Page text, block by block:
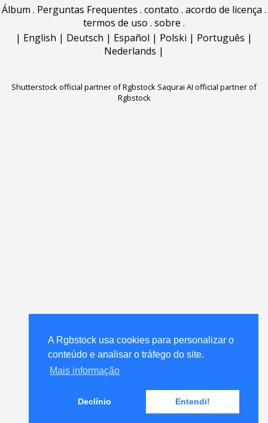
A Rgbstock usa cookies para personalizar o
conteúdo e analisar o tráfego do site.
Mais informação
Declínio Entendi!
A Rgbstock usa cookies para personalizar o
conteúdo e analisar o tráfego do site.
Mais informação
Declínio Entendi!
Álbum . Perguntas Frequentes . contato . acordo de licença .
termos de uso . sobre .
| English | Deutsch | Español | Polski | Português |
Nederlands |
Shutterstock official partner of Rgbstock Saqurai AI official partner of
Rgbstock